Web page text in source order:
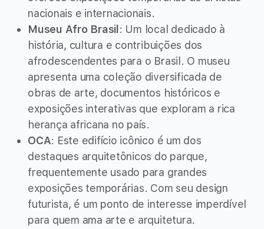
nacionais e internacionais.
Museu Afro Brasil : Um local dedicado à
história, cultura e contribuições dos
afrodescendentes para o Brasil. O museu
apresenta uma coleção diversificada de
obras de arte, documentos históricos e
exposições interativas que exploram a rica
herança africana no país.
OCA: Este edifício icônico é um dos
destaques arquitetônicos do parque,
frequentemente usado para grandes
exposições temporárias. Com seu design
futurista, é um ponto de interesse imperdível
para quem ama arte e arquitetura.